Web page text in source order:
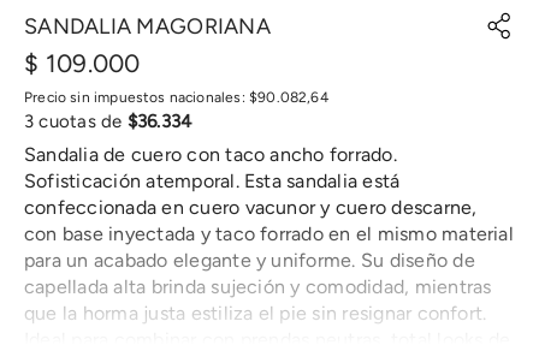
SANDALIA MAGORIANA
$ 109.000
Precio sin impuestos nacionales: $90.082,64
3 cuotas de $36.334
Sandalia de cuero con taco ancho forrado.
Sofisticación atemporal. Esta sandalia está
confeccionada en cuero vacunor y cuero descarne,
con base inyectada y taco forrado en el mismo material
para un acabado elegante y uniforme. Su diseño de
capellada alta brinda sujeción y comodidad, mientras
que la horma justa estiliza el pie sin resignar confort.